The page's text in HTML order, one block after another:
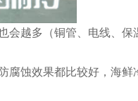
越多（铜管、电线、保
蚀效果都比较好，海鲜